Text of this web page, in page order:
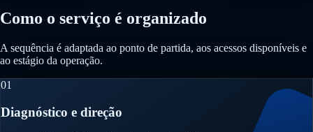
Como o serviço é organizado
A sequência é adaptada ao ponto de partida, aos acessos disponíveis e
ao estágio da operação.
01
Diagnóstico e direção